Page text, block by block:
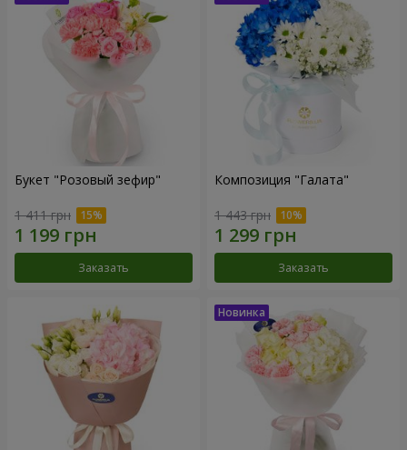
Букет "Розовый зефир"
1 411 грн
Заказать
Композиция "Галата"
1 443 грн
Заказать